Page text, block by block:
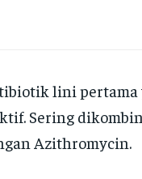
lini pertama
Sering
Azithromycin.